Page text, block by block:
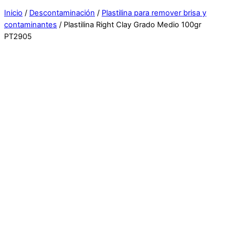
Inicio / Descontaminación / Plastilina para remover brisa y
contaminantes / Plastilina Right Clay Grado Medio 100gr
PT2905